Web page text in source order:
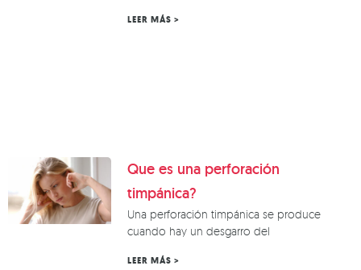
LEER MÁS >
Que es una perforación
timpánica?
Una perforación timpánica se produce
cuando hay un desgarro del
LEER MÁS >